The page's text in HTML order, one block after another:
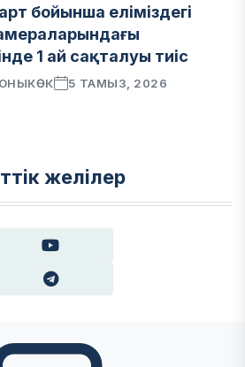
бойынша еліміздегі
1 ай сақталуы тиіс
5 ТАМЫЗ, 2026
желілер